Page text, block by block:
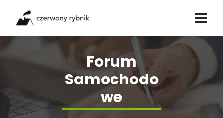
content
Forum
Samochodo
we